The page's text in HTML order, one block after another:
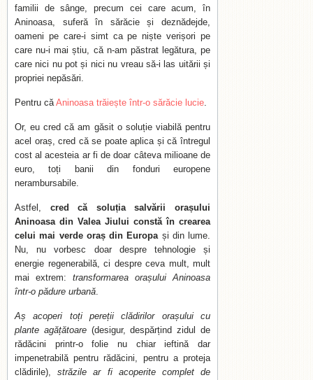
familii de sânge, precum cei care acum, în
Aninoasa, suferă în sărăcie și deznădejde,
oameni pe care-i simt ca pe niște verișori pe
care nu-i mai știu, că n-am păstrat legătura, pe
care nici nu pot și nici nu vreau să-i las uitării și
propriei nepăsări.
Pentru căAninoasa trăiește într-o sărăcie lucie.
Or, eu cred că am găsit o soluție viabilă pentru
acel oraș, cred că se poate aplica și că întregul
cost al acesteia ar fi de doar câteva milioane de
euro, toți banii din fonduri europene
nerambursabile.
Astfel, cred că soluția salvării orașului
Aninoasa din Valea Jiului constă în crearea
celui mai verde oraș din Europași din lume.
Nu, nu vorbesc doar despre tehnologie și
energie regenerabilă, ci despre ceva mult, mult
mai extrem: transformarea orașului Aninoasa
într-o pădure urbană.
Aș acoperi toți pereții clădirilor orașului cu
plante agățătoare(desigur, despărțind zidul de
rădăcini printr-o folie nu chiar ieftină dar
impenetrabilă pentru rădăcini, pentru a proteja
clădirile),străzile ar fi acoperite complet de